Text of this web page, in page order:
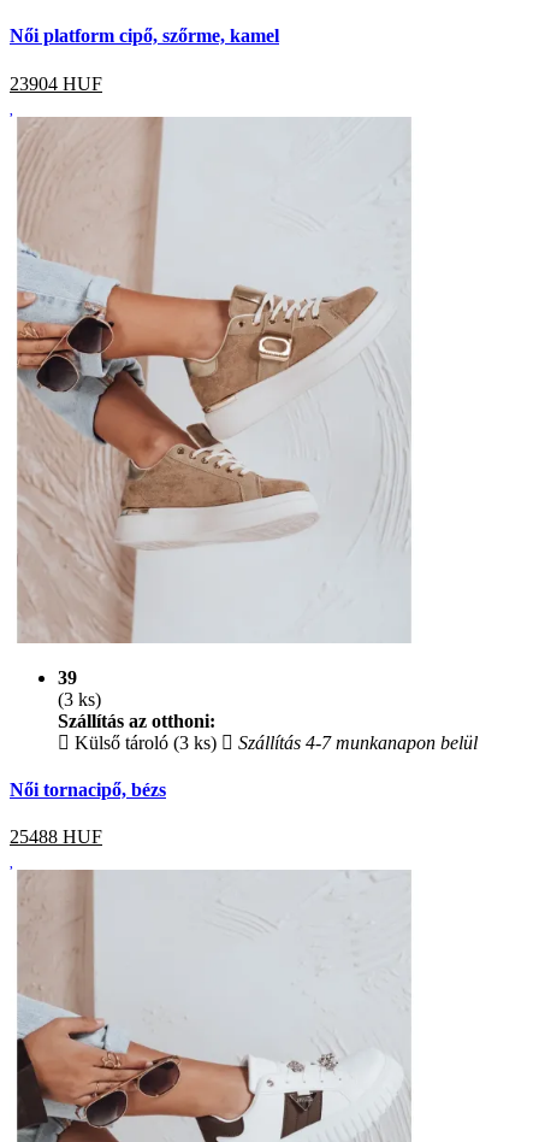
Női platform cipő, szőrme, kamel
23904 HUF
39
(3 ks)
Szállítás az otthoni:
Külső tároló (3 ks)
Szállítás 4-7 munkanapon belül
Női tornacipő, bézs
25488 HUF